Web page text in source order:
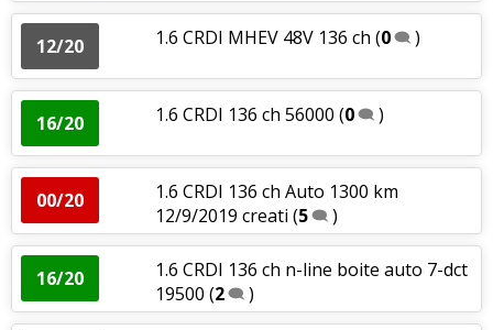
12/20 1.6 CRDI MHEV 48V 136 ch (0 )
16/20 1.6 CRDI 136 ch 56000 (0 )
00/20
1.6 CRDI 136 ch Auto 1300 km
12/9/2019 creati (5 )
16/20
1.6 CRDI 136 ch n-line boite auto 7-dct
19500 (2 )